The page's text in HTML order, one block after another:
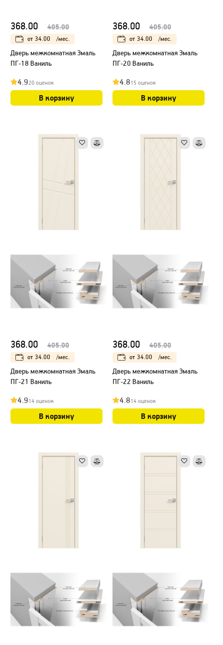
368.00 405.00
от 34.00 /мес.
Дверь межкомнатная Эмаль
ПГ-18 Ваниль
4.920 оценок
В корзину
368.00 405.00
от 34.00 /мес.
Дверь межкомнатная Эмаль
ПГ-20 Ваниль
4.815 оценок
В корзину
368.00 405.00
от 34.00 /мес.
Дверь межкомнатная Эмаль
ПГ-21 Ваниль
4.914 оценок
В корзину
368.00 405.00
от 34.00 /мес.
Дверь межкомнатная Эмаль
ПГ-22 Ваниль
4.814 оценок
В корзину